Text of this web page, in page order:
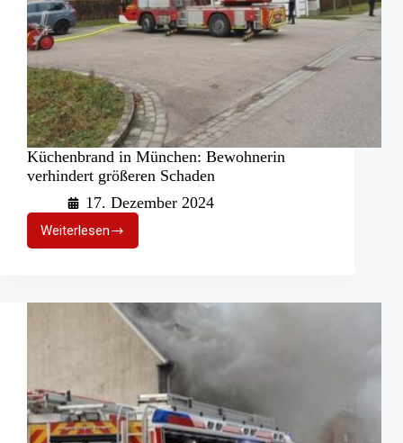
Küchenbrand in München: Bewohnerin
verhindert größeren Schaden
17. Dezember 2024
WeiterlesenKüchenbrand
in
verhindert
größeren
Schaden